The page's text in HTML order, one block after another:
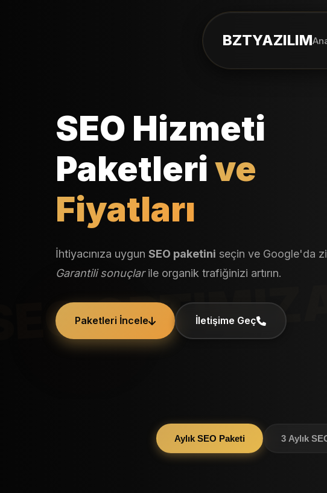
SEO
BZTYAZILIM
SEO Hizmeti
Paketlerive
Fiyatları
İhtiyacınıza uygun SEO paketini seçin ve Google'da
Garantili sonuçlarile organik trafiğinizi artırın.
Paketleri İncele İletişime Geç
Aylık SEO Paketi 3 Aylık